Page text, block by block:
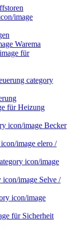
Warema
für
für Heizung
Becker
elero /
Selve /
für Sicherheit